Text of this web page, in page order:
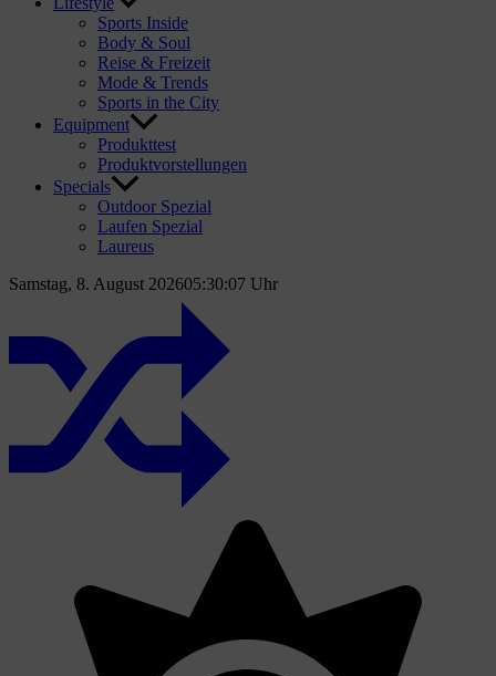
Sports Inside
Body & Soul
Reise & Freizeit
Mode & Trends
Sports in the City
Equipment
Produkttest
Produktvorstellungen
Specials
Outdoor Spezial
Laufen Spezial
Laureus
Samstag, 8. August 202605:30:08 Uhr